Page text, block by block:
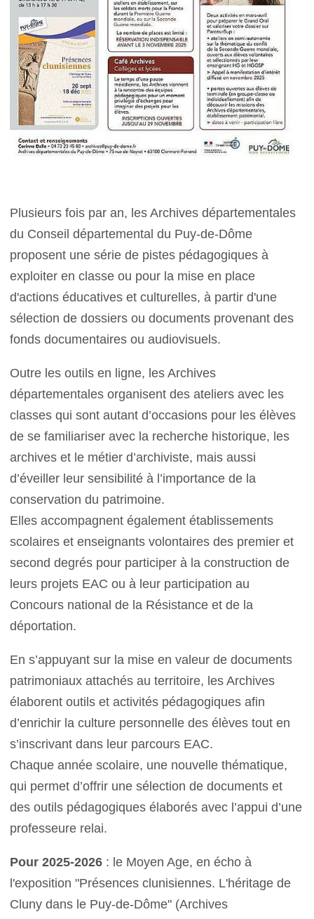
Plusieurs fois par an, les Archives départementales
du Conseil départemental du Puy-de-Dôme
proposent une série de pistes pédagogiques à
exploiter en classe ou pour la mise en place
d'actions éducatives et culturelles, à partir d'une
sélection de dossiers ou documents provenant des
fonds documentaires ou audiovisuels.
Outre les outils en ligne, les Archives
départementales organisent des ateliers avec les
classes qui sont autant d’occasions pour les élèves
de se familiariser avec la recherche historique, les
archives et le métier d’archiviste, mais aussi
d’éveiller leur sensibilité à l’importance de la
conservation du patrimoine.
Elles accompagnent également établissements
scolaires et enseignants volontaires des premier et
second degrés pour participer à la construction de
leurs projets EAC ou à leur participation au
Concours national de la Résistance et de la
déportation.
En s’appuyant sur la mise en valeur de documents
patrimoniaux attachés au territoire, les Archives
élaborent outils et activités pédagogiques afin
d’enrichir la culture personnelle des élèves tout en
s’inscrivant dans leur parcours EAC.
Chaque année scolaire, une nouvelle thématique,
qui permet d’offrir une sélection de documents et
des outils pédagogiques élaborés avec l’appui d’une
professeure relai.
Pour 2025-2026 : le Moyen Age, en écho à
l'exposition "Présences clunisiennes. L'héritage de
Cluny dans le Puy-de-Dôme" (Archives